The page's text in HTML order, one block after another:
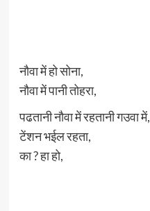
नौवा में हो सोना,
नौवा में पानी तोहरा,
पढतानी नौवा में रहतानी गउवा में,
टेंशन भईल रहता,
का ? हा हो,